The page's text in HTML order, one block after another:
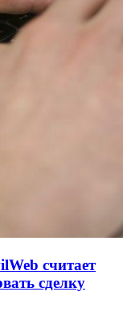
считает
сделку